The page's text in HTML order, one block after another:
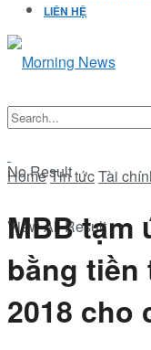
LIÊN HỆ
No Result
View All Result
HomeTin tứcTài
MBB tạm
bằng tiền
2018 cho